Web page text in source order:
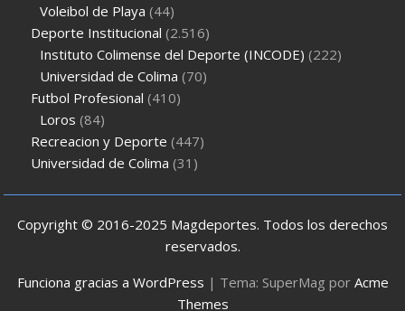
Voleibol de Playa (44)
Deporte Institucional (2.516)
Instituto Colimense del Deporte (INCODE) (222)
Universidad de Colima (70)
Futbol Profesional (410)
Loros (84)
Recreacion y Deporte (447)
Universidad de Colima (31)
Copyright © 2016-2025 Magdeportes. Todos los derechos
reservados.
Funciona gracias a WordPress | Tema: SuperMag por Acme
Themes